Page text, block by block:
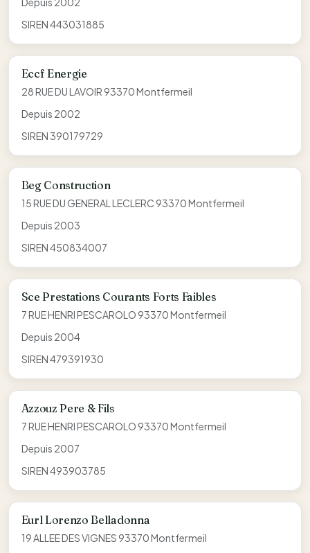
SIREN 443031885
Eccf Energie
28 RUE DU LAVOIR 93370 Montfermeil
Depuis 2002
SIREN 390179729
Beg Construction
15 RUE DU GENERAL LECLERC 93370 Montfermeil
Depuis 2003
SIREN 450834007
Sce Prestations Courants Forts Faibles
7 RUE HENRI PESCAROLO 93370 Montfermeil
Depuis 2004
SIREN 479391930
Azzouz Pere & Fils
7 RUE HENRI PESCAROLO 93370 Montfermeil
Depuis 2007
SIREN 493903785
Eurl Lorenzo Belladonna
19 ALLEE DES VIGNES 93370 Montfermeil